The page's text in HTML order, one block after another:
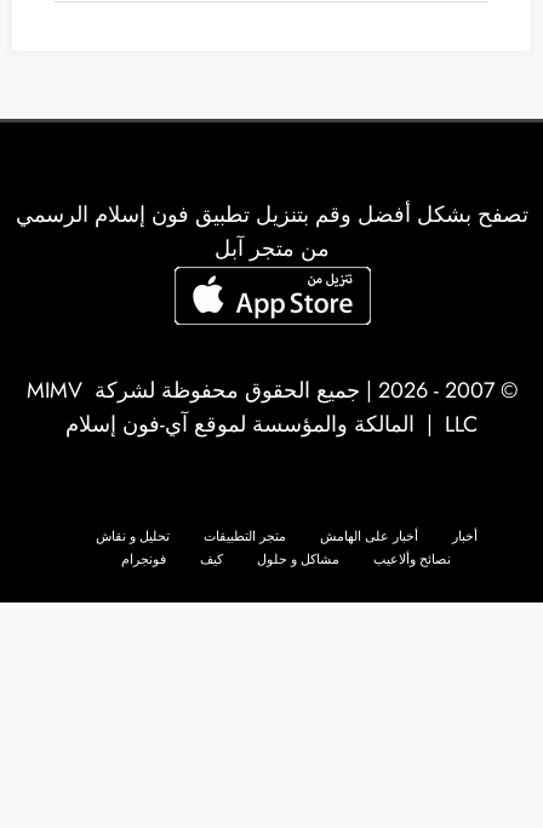
تصفح بشكل أفضل وقم بتنزيل تطبيق فون إسلام الرسمي
من متجر آبل
© 2007 - 2026 | جميع الحقوق محفوظة لشركة
MIMV
LLC | المالكة والمؤسسة لموقع آي-فون إسلام
أخبار أخبار على الهامش متجر التطبيقات
تحليل و نقاش
نصائح وألاعيب
مشاكل و حلول كيف فونجرام